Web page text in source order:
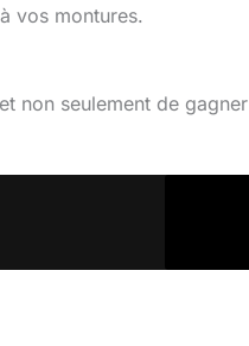
vos montures.
non seulement de gagner